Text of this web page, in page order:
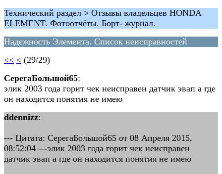
Технический раздел > Отзывы владельцев HONDA
ELEMENT. Фотоотчёты. Борт- журнал.
Надежность Элемента. Список неисправностей
<< < (29/29)
СерегаБольшой65:
элик 2003 года горит чек неисправен датчик эвап а где
он находится понятия не имею
ddennizz:
--- Цитата: СерегаБольшой65 от 08 Апреля 2015,
08:52:04 ---элик 2003 года горит чек неисправен
датчик эвап а где он находится понятия не имею